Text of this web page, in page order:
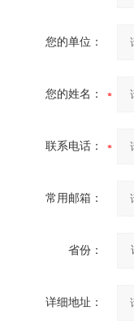
您的单位：
您的姓名：
联系电话：
常用邮箱：
省份：
详细地址：